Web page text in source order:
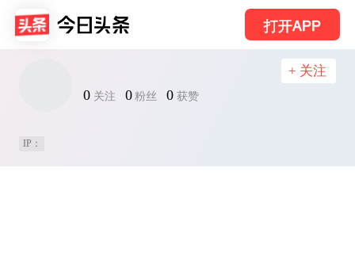
打开APP
0 关注 0 粉丝 0 获赞
+ 关注
IP：